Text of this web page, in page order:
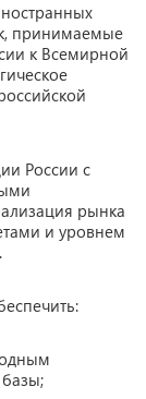
принимаемые
к Всемирной
России с
рынка
и уровнем